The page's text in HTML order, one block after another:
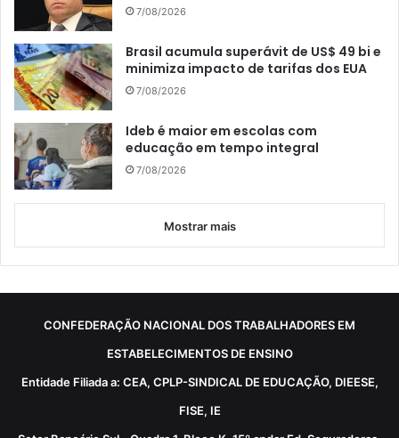
7/08/2026
Brasil acumula superávit de US$ 49 bi e
minimiza impacto de tarifas dos EUA
7/08/2026
Ideb é maior em escolas com
educação em tempo integral
7/08/2026
Mostrar mais
CONFEDERAÇÃO NACIONAL DOS TRABALHADORES EM
ESTABELECIMENTOS DE ENSINO
Entidade Filiada a: CEA, CPLP-SINDICAL DE EDUCAÇÃO, DIEESE,
FISE, IE